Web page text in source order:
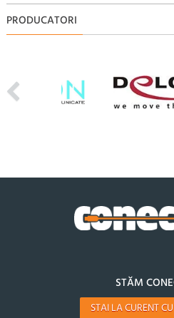
PRODUCATORI
STĂM
STAI LA CURENT